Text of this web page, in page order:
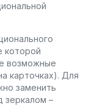
которой
возможные
карточках). Для
заменить
зеркалом –